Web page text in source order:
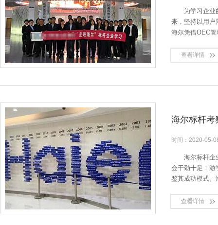
为学习企业
来，坚持以用户
海尔凭借OEC
查看详情
海尔标杆考
时间： 2020-05-
海尔标杆企
会干劲十足！游
鉴其成功模式。
查看详情